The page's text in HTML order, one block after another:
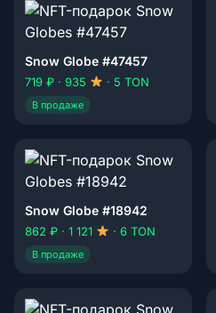
Snow Globe #47457
719 ₽ · 935 · 5 TON
В продаже
Snow Globe #18942
862 ₽ · 1 121 · 6 TON
В продаже